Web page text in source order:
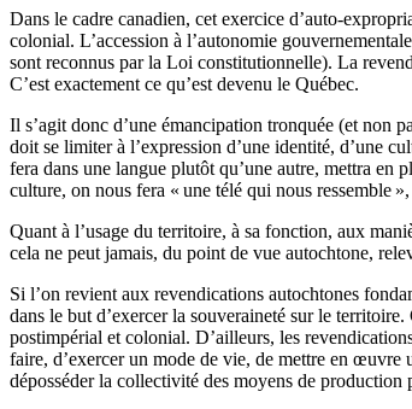
Dans le cadre canadien, cet exercice d’auto-
colonial. L’accession à l’autonomie
sont reconnus par la Loi constitutionnelle). La
C’est exactement ce qu’est devenu le Québec.
Il s’agit donc d’une émancipation tronquée (et non
doit se limiter à l’expression d’une identité, d’une
fera dans une langue plutôt qu’une autre, mettra
culture, on nous fera « une télé qui nous ressemble
Quant à l’usage du territoire, à sa fonction, aux
cela ne peut jamais, du point de vue autochtone,
Si l’on revient aux revendications autochtones
dans le but d’exercer la souveraineté sur le
postimpérial et colonial. D’ailleurs, les
faire, d’exercer un mode de vie, de mettre en œuvre
déposséder la collectivité des moyens de